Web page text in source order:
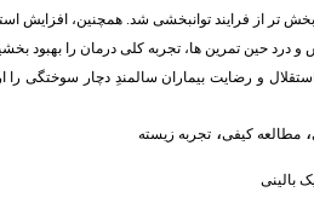
تر از فرایند توانبخشی شد. همچنین، افزایش
حین تمرین ها، تجربه کلی درمان را بهبود
و رضایت بیماران سالمندِ دچار سوختگی را
، مطالعه کیفی، تجربه زیسته
بالینی